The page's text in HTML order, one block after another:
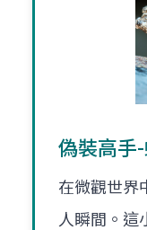
偽裝高手
在微觀世界
人瞬間。這